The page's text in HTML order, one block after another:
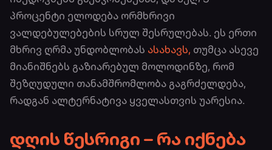
პროცენტი ელოდება ორმხრივი
ვალდებულებების სრულ შესრულებას. ეს ერთი
მხრივ ღრმა უნდობლობას ასახავს, თუმცა ასევე
მიანიშნებს გაზიარებულ მოლოდინზე, რომ
შეზღუდული თანამშრომლობა გაგრძელდება,
რადგან ალტერნატივა ყველასთვის უარესია.
დღის წესრიგი – რა იქნება